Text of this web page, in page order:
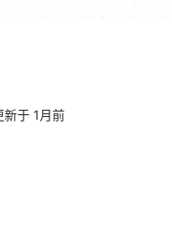
于 1月前